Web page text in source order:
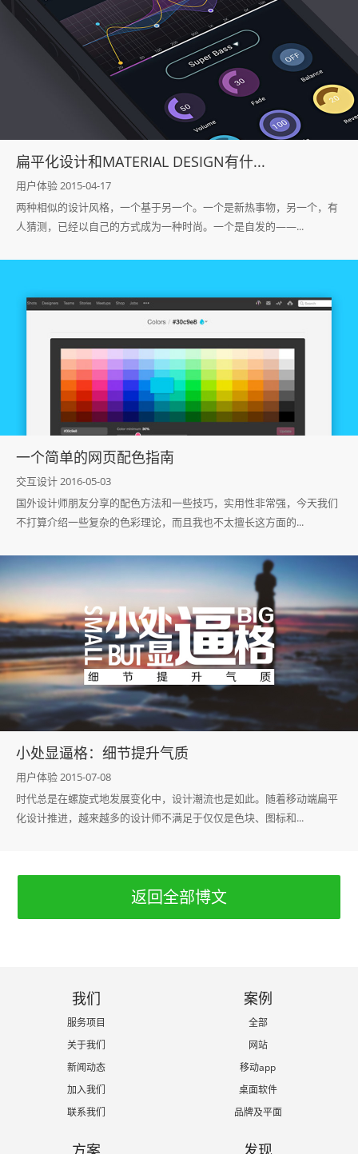
扁平化设计和MATERIAL DESIGN有什...
用户体验 2015-04-17
两种相似的设计风格，一个基于另一个。一个是新热事物，另一个，有
人猜测，已经以自己的方式成为一种时尚。一个是自发的——...
一个简单的网页配色指南
交互设计 2016-05-03
国外设计师朋友分享的配色方法和一些技巧，实用性非常强，今天我们
不打算介绍一些复杂的色彩理论，而且我也不太擅长这方面的...
小处显逼格：细节提升气质
用户体验 2015-07-08
时代总是在螺旋式地发展变化中，设计潮流也是如此。随着移动端扁平
化设计推进，越来越多的设计师不满足于仅仅是色块、图标和...
返回全部博文
我们
服务项目
关于我们
新闻动态
加入我们
联系我们
案例
全部
网站
移动app
桌面软件
品牌及平面